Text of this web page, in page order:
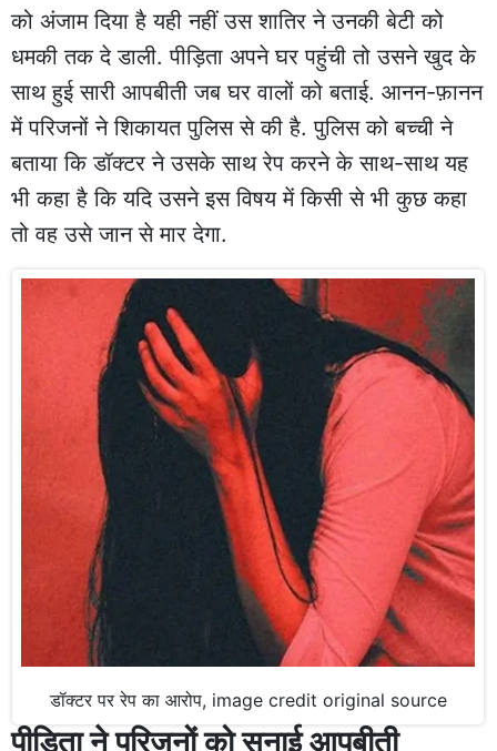
को अंजाम दिया है यही नहीं उस शातिर ने उनकी बेटी को
धमकी तक दे डाली. पीड़िता अपने घर पहुंची तो उसने खुद के
साथ हुई सारी आपबीती जब घर वालों को बताई. आनन-फ़ानन
में परिजनों ने शिकायत पुलिस से की है. पुलिस को बच्ची ने
बताया कि डॉक्टर ने उसके साथ रेप करने के साथ-साथ यह
भी कहा है कि यदि उसने इस विषय में किसी से भी कुछ कहा
तो वह उसे जान से मार देगा.
डॉक्टर पर रेप का आरोप, image credit original source
पीड़िता ने परिजनों को सुनाई आपबीती